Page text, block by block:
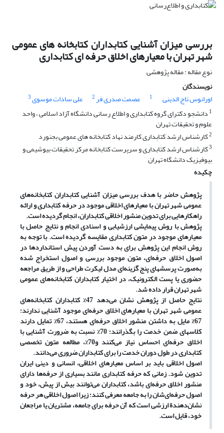
بررسی میزان آشنایی کتابداران کتابخانه های عمومی
شهر تهران با معیارهای اخلاق حرفه ای کتابداری
نوع مقاله : مقاله پژوهشی
نویسندگان
اورانوس تاج الدینی
1 عصمت صدری فر2 علی سادات موسوی3
1 دانشجو دکترای گروه کتابداری و اطلاع رسانی دانشگاه آزاد اسلامی ، واحد
علوم و تحقیقات تهران
2کارشناس ارشد کتابداری کارمند نهاد کتابخانه های عمومی بجنورد
3کارشناس ارشد کتابداری و سرپرست کتابخانه مرکز تحقیقات بیوشیمی و
بیوفیزیک دانشگاه تهران
چکیده
پژوهش حاضر با هدف بررسی میزان آشنایی کتابداران کتابخانه‌های
عمومی شهر تهران با معیارهای اخلاقی موجود در حرفه کتابداری و ارائه
راهکارهایی برای تدوین منشور اخلاقی کتابداران، انجام گردیده است.
پژوهش با روش پیمایشی ارزشیابی و اسنادی انجام و نتایج حاصل با
معیارهای موجود در متون کتابداری مقایسه گردیده است. با توجه به
روش انجام این پژوهش برای به دست آوردن پیش استانداردها در
اصول اخلاق حرفه‌ای، متون موجود بررسی و اصول استخراج شده
به‌صورت پرسشهای پنج گزینه‌ای مدل لیکرت طراحی و از طریق مراجعه
حضوری یا پست الکترونیک، در اختیار کتابداران کتابخانه‌های عمومی
شهر تهران قرار داده شد.
نتایج حاصل از پژوهش نشان می‌دهد 47% کتابداران کتابخانه‌های
عمومی شهر تهران با معیار‌های اخلاق حرفه‌ای موجود آشنایی ندارند؛
67% مایل به داشتن منشور اخلاق حرفه‌ای هستند، 67% تمایل دارند
کلاسهای ضمن خدمت را بگذرانند؛ 70% نسبت به ضرورت آشنایی با
اخلاق حرفه‌ای احساس نیاز می‌کنند و70%، مطالعه متون تخصصی
کتابداری در طول دوران خدمت را برای کتابداران ضروری می‌دانند.
اصول اخلاقی باید بر اساس معیار‌های اخلاقی، انسانی و دینی ایران
تدوین شود. زمانی که حرفه کتابداری مانند بسیاری از حرفه‌ها دارای
منشور اخلاق حرفه‌ای باشد، کتابداران می‌توانند بیش از پیش، خود و
اصول حرفه‌ای‌شان را به جامعه معرفی کنند؛ زیرا اصول اخلاقی هر حرفه
نشان‌دهندة ارزشی است که آن حرفه برای جامعه، مشتریان یا مراجعان
خود، قایل است.